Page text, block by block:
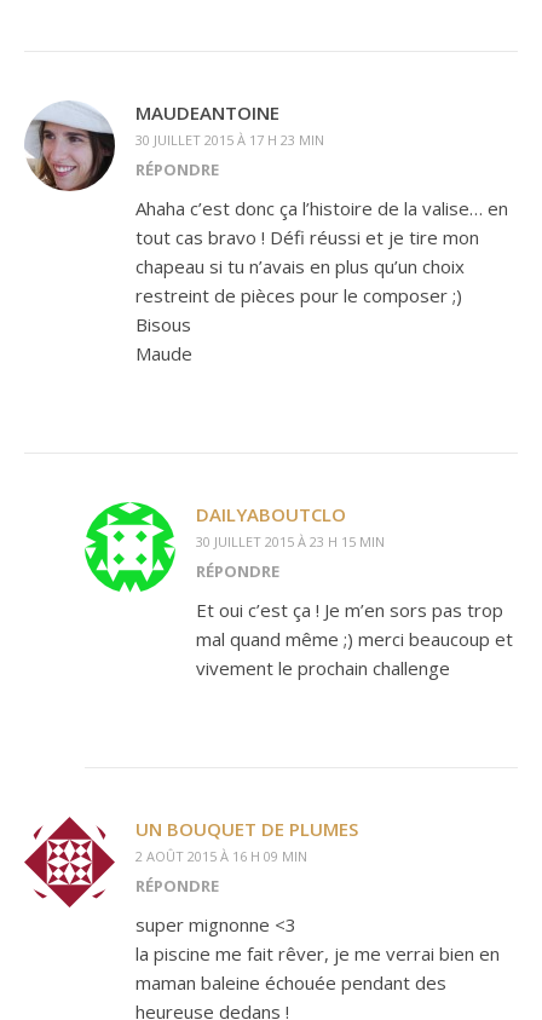
MAUDEANTOINE
30 JUILLET 2015 À 17 H 23 MIN
RÉPONDRE
Ahaha c’est donc ça l’histoire de la valise… en
tout cas bravo ! Défi réussi et je tire mon
chapeau si tu n’avais en plus qu’un choix
restreint de pièces pour le composer ;)
Bisous
Maude
DAILYABOUTCLO
30 JUILLET 2015 À 23 H 15 MIN
RÉPONDRE
Et oui c’est ça ! Je m’en sors pas trop
mal quand même ;) merci beaucoup et
vivement le prochain challenge
UN BOUQUET DE PLUMES
2 AOÛT 2015 À 16 H 09 MIN
RÉPONDRE
super mignonne <3
la piscine me fait rêver, je me verrai bien en
maman baleine échouée pendant des
heureuse dedans !